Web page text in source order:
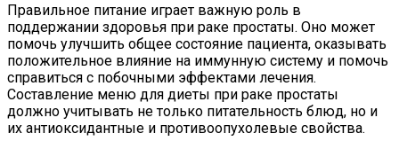
Правильное питание играет важную роль в
поддержании здоровья при раке простаты. Оно может
помочь улучшить общее состояние пациента, оказывать
положительное влияние на иммунную систему и помочь
справиться с побочными эффектами лечения.
Составление меню для диеты при раке простаты
должно учитывать не только питательность блюд, но и
их антиоксидантные и противоопухолевые свойства.